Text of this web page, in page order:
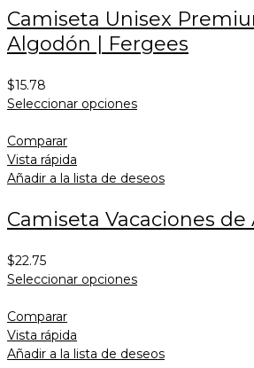
Camiseta Unisex
Algodón | Fergees
$15.78
Seleccionar opciones
Comparar
Vista rápida
Añadir a la lista de deseos
Camiseta Vacaciones de
$22.75
Seleccionar opciones
Comparar
Vista rápida
Añadir a la lista de deseos